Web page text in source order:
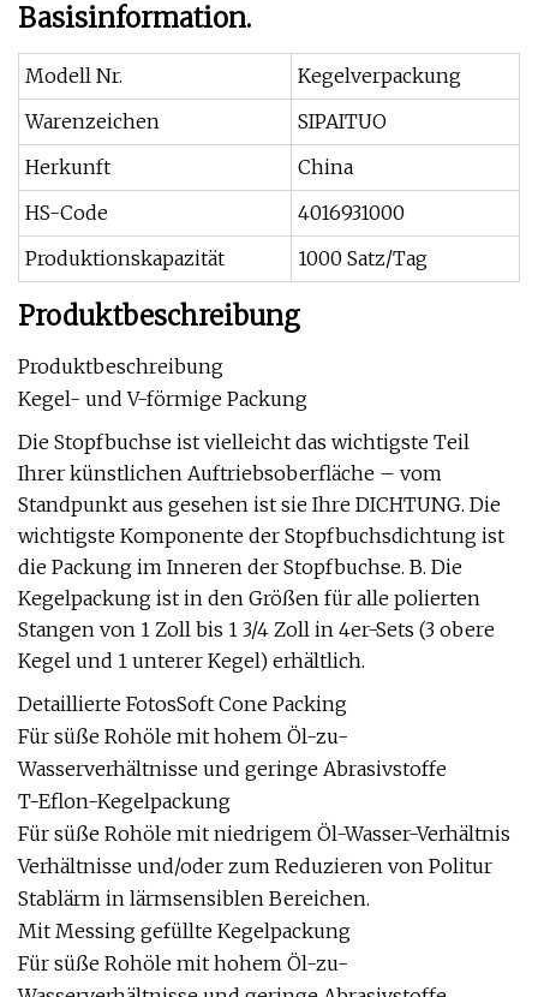
Basisinformation.
Modell Nr.
Kegelverpackung
Warenzeichen
SIPAITUO
Herkunft
China
HS-Code
4016931000
Produktionskapazität
1000 Satz/Tag
Produktbeschreibung
Produktbeschreibung
Kegel- und V-förmige Packung
Die Stopfbuchse ist vielleicht das wichtigste Teil
Ihrer künstlichen Auftriebsoberfläche – vom
Standpunkt aus gesehen ist sie Ihre DICHTUNG. Die
wichtigste Komponente der Stopfbuchsdichtung ist
die Packung im Inneren der Stopfbuchse. B. Die
Kegelpackung ist in den Größen für alle polierten
Stangen von 1 Zoll bis 1 3/4 Zoll in 4er-Sets (3 obere
Kegel und 1 unterer Kegel) erhältlich.
Detaillierte FotosSoft Cone Packing
Für süße Rohöle mit hohem Öl-zu-
Wasserverhältnisse und geringe Abrasivstoffe
T-Eflon-Kegelpackung
Für süße Rohöle mit niedrigem Öl-Wasser-Verhältnis
Verhältnisse und/oder zum Reduzieren von Politur
Stablärm in lärmsensiblen Bereichen.
Mit Messing gefüllte Kegelpackung
Für süße Rohöle mit hohem Öl-zu-